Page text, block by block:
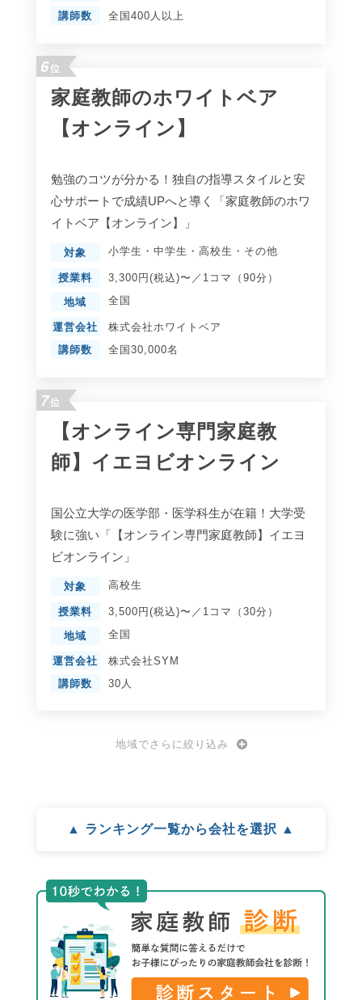
講師数
全国400人以上
6位
家庭教師のホワイトベア
【オンライン】
勉強のコツが分かる！独自の指導スタイルと安
心サポートで成績UPへと導く「家庭教師のホワ
イトベア【オンライン】」
対象 小学生 ・ 中学生 ・ 高校生 ・ その他
授業料 3,300円(税込)〜／1コマ（90分）
地域 全国
運営会社
株式会社ホワイトベア
講師数
全国30,000名
7位
【オンライン専門家庭教
師】イエヨビオンライン
国公立大学の医学部・医学科生が在籍！大学受
験に強い「【オンライン専門家庭教師】イエヨ
ビオンライン」
対象 高校生
授業料 3,500円(税込)〜／1コマ（30分）
地域 全国
運営会社
株式会社SYM
講師数
30人
地域でさらに絞り込み
▲ ランキング一覧から会社を選択 ▲